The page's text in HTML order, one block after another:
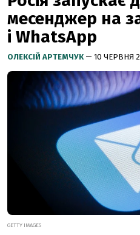
месенджер на
і WhatsApp
ОЛЕКСІЙ АРТЕМЧУК — 10 ЧЕРВНЯ
GETTY IMAGES